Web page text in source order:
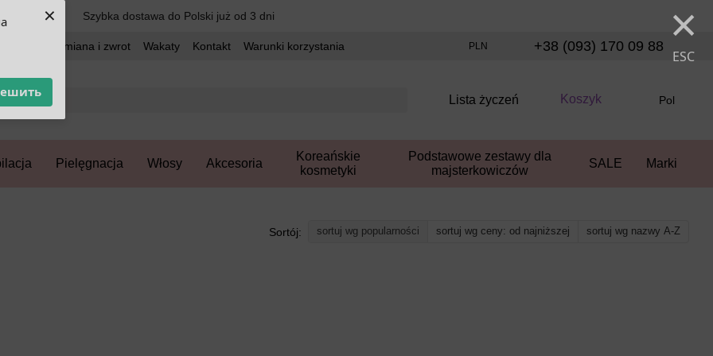
× ×
ESC
Szybka dostawa do Polski już od 3 dni
Wymiana i zwrot Wakaty Kontakt
Warunki korzystania
PLN +38 (093) 170 09 88
Lista życzeń Koszyk Pol
Pielęgnacja Włosy Akcesoria
Koreańskie
kosmetyki
Podstawowe zestawy dla
majsterkowiczów
SALE Marki
Sortój: sortuj wg popularności sortuj wg ceny: od najniższej sortuj wg nazwy A-Z